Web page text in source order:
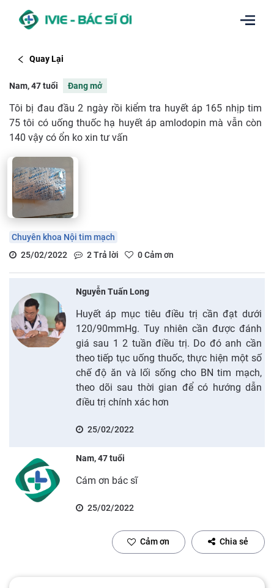
Quay Lại
Nam, 47 tuổi Đang mở
Tôi bị đau đầu 2 ngày rồi kiểm tra huyết áp 165 nhịp tim
75 tôi có uống thuốc hạ huyết áp amlodopin mà vẫn còn
140 vậy có ổn ko xin tư vấn
Chuyên khoa Nội tim mạch
25/02/2022
2Trả lời 0Cảm ơn
Nguyễn Tuấn Long
Huyết áp mục tiêu điều trị cần đạt dưới
120/90mmHg. Tuy nhiên cần được đánh
giá sau 1 2 tuần điều trị. Do đó anh cần
theo tiếp tục uống thuốc, thực hiện một số
chế độ ăn và lối sống cho BN tim mạch,
theo dõi sau thời gian để có hướng dẫn
điều trị chính xác hơn
25/02/2022
Nam, 47 tuổi
Cám ơn bác sĩ
25/02/2022
Cảm ơn Chia sẻ